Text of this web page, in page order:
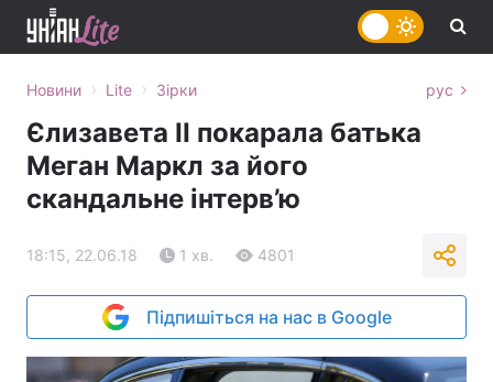
Новини › Lite › Зірки рус
Єлизавета ІІ покарала батька
Меган Маркл за його
скандальне інтерв’ю
18:15, 22.06.18 1 хв. 4801
Підпишіться на нас в Google